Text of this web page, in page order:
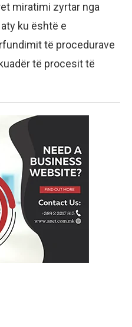
miratimi zyrtar nga
ku është e
të procedurave
të procesit të